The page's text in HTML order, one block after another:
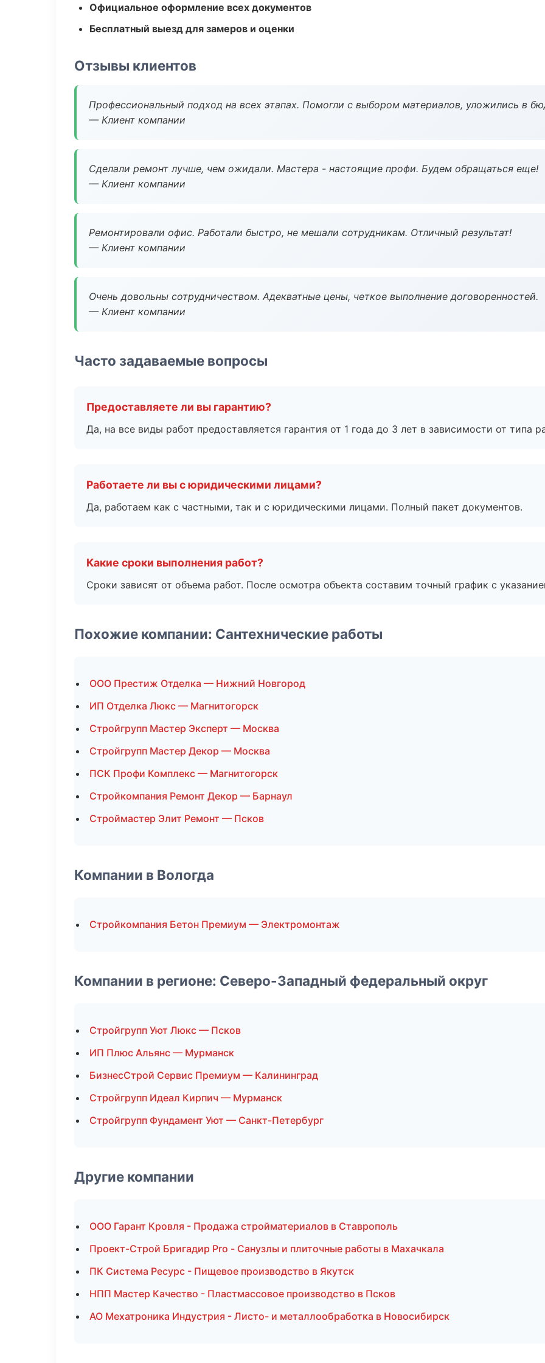
Официальное оформление всех документов
Бесплатный выезд для замеров и оценки
Отзывы клиентов
Профессиональный подход на всех этапах. Помогли с выбором материалов, уложились в
— Клиент компании
Сделали ремонт лучше, чем ожидали. Мастера - настоящие профи. Будем обращаться еще!
— Клиент компании
Ремонтировали офис. Работали быстро, не мешали сотрудникам. Отличный результат!
— Клиент компании
Очень довольны сотрудничеством. Адекватные цены, четкое выполнение договоренностей.
— Клиент компании
Часто задаваемые вопросы
Предоставляете ли вы гарантию?
Да, на все виды работ предоставляется гарантия от 1 года до 3 лет в зависимости от типа
Работаете ли вы с юридическими лицами?
Да, работаем как с частными, так и с юридическими лицами. Полный пакет документов.
Какие сроки выполнения работ?
Сроки зависят от объема работ. После осмотра объекта составим точный график с
Похожие компании: Сантехнические работы
ООО Престиж Отделка — Нижний Новгород
ИП Отделка Люкс — Магнитогорск
Стройгрупп Мастер Эксперт — Москва
Стройгрупп Мастер Декор — Москва
ПСК Профи Комплекс — Магнитогорск
Стройкомпания Ремонт Декор — Барнаул
Строймастер Элит Ремонт — Псков
Компании в Вологда
Стройкомпания Бетон Премиум — Электромонтаж
Компании в регионе: Северо-Западный федеральный округ
Стройгрупп Уют Люкс — Псков
ИП Плюс Альянс — Мурманск
БизнесСтрой Сервис Премиум — Калининград
Стройгрупп Идеал Кирпич — Мурманск
Стройгрупп Фундамент Уют — Санкт-Петербург
Другие компании
ООО Гарант Кровля - Продажа стройматериалов в Ставрополь
Проект-Строй Бригадир Pro - Санузлы и плиточные работы в Махачкала
ПК Система Ресурс - Пищевое производство в Якутск
НПП Мастер Качество - Пластмассовое производство в Псков
АО Мехатроника Индустрия - Листо- и металлообработка в Новосибирск